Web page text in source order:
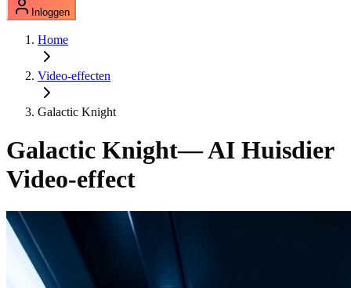
Inloggen
Home
Video-effecten
Galactic Knight
Galactic Knight— AI Huisdier
Video-effect